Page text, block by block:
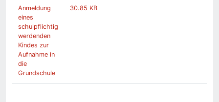
Anmeldung
eines
schulpflichtig
werdenden
Kindes zur
Aufnahme in
die
Grundschule
30.85 KB